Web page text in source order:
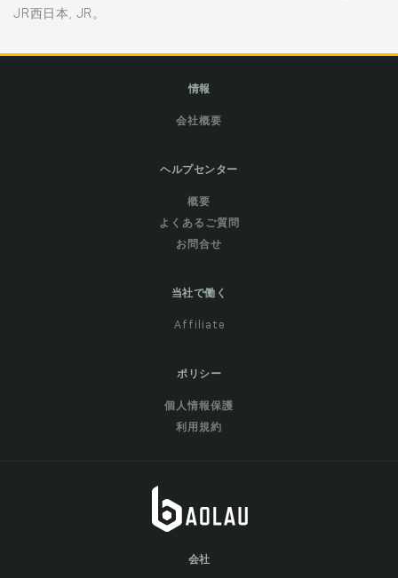
JR西日本, JR。
情報
会社概要
ヘルプセンター
概要
よくあるご質問
お問合せ
当社で働く
Affiliate
ポリシー
個人情報保護
利用規約
会社